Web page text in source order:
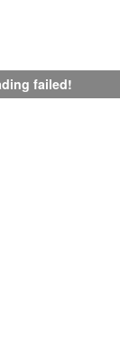
failed!